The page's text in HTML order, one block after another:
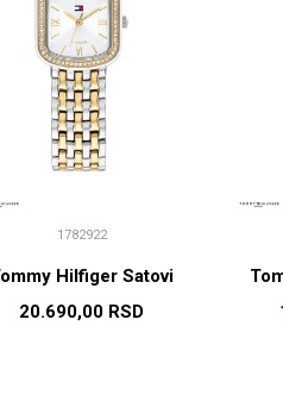
1782922
Hilfiger Satovi
20.690,00 RSD